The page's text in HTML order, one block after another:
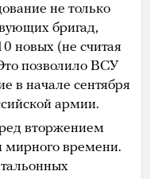
не только
бригад,
новых (не считая
позволило ВСУ
в начале сентября
армии.
вторжением
мирного времени.